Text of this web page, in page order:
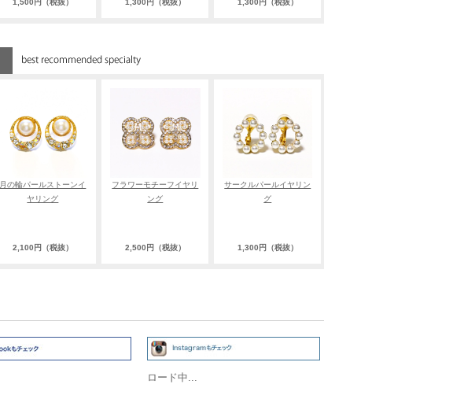
1,500円（税抜） 1,300円（税抜） 1,300円（税抜）
月の輪パールストーンイ
ヤリング
2,100円（税抜）
フラワーモチーフイヤリ
ング
2,500円（税抜）
サークルパールイヤリン
グ
1,300円（税抜）
ロード中...